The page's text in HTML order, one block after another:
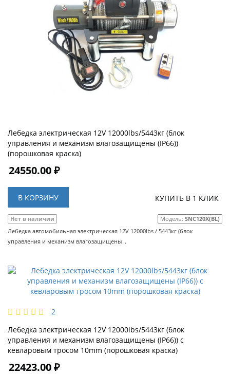
Лебедка электрическая 12V 12000lbs/5443кг (блок
управления и механизм влагозащищены (IP66))
(порошковая краска)
24550.00 ₽
В КОРЗИНУ КУПИТЬ В 1 КЛИК
Нет в наличии Модель: SNC120X(BL)
Лебедка автомобильная электрическая 12V 12000lbs / 5443кг (блок
управления и механизм влагозащищены ..
2
Лебедка электрическая 12V 12000lbs/5443кг (блок
управления и механизм влагозащищены (IP66)) с
кевларовым тросом 10mm (порошковая краска)
22423.00 ₽